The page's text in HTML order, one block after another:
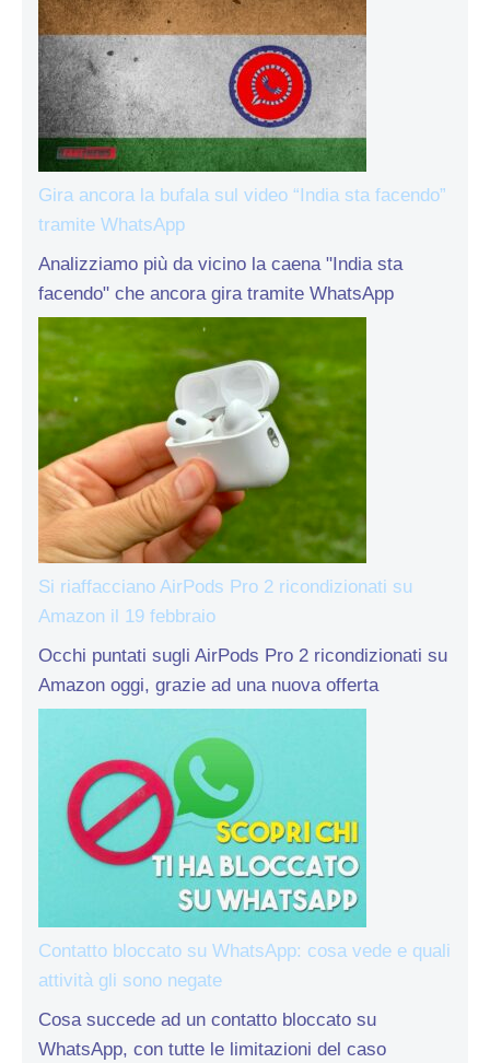
Gira ancora la bufala sul video “India sta facendo”
tramite WhatsApp
Analizziamo più da vicino la caena "India sta
facendo" che ancora gira tramite WhatsApp
Si riaffacciano AirPods Pro 2 ricondizionati su
Amazon il 19 febbraio
Occhi puntati sugli AirPods Pro 2 ricondizionati su
Amazon oggi, grazie ad una nuova offerta
Contatto bloccato su WhatsApp: cosa vede e quali
attività gli sono negate
Cosa succede ad un contatto bloccato su
WhatsApp, con tutte le limitazioni del caso